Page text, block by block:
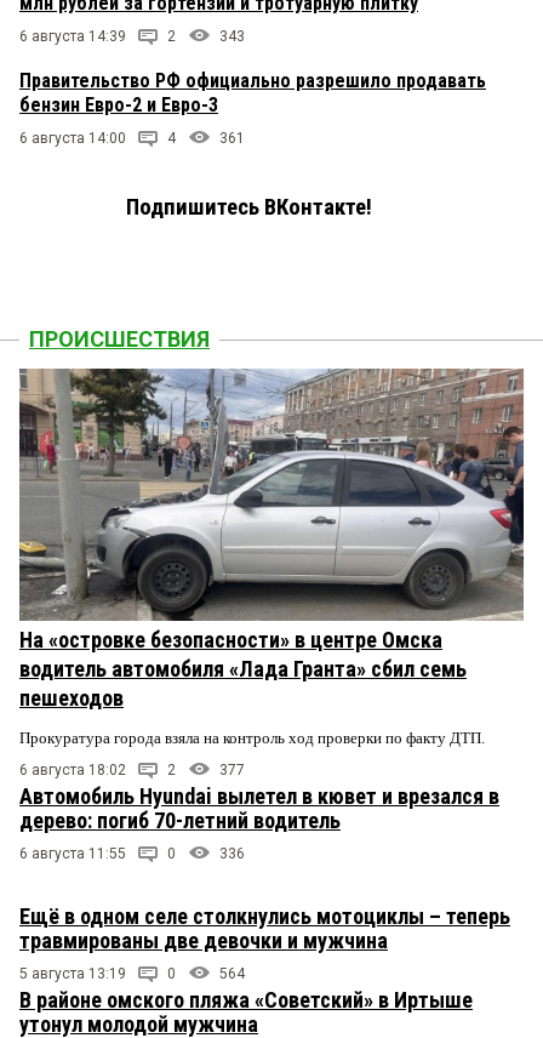
6 августа 14:39 2 343
Правительство РФ официально разрешило продавать
бензин Евро-2 и Евро-3
6 августа 14:00 4 361
Подпишитесь ВКонтакте!
ПРОИСШЕСТВИЯ
На «островке безопасности» в центре Омска
водитель автомобиля «Лада Гранта» сбил семь
пешеходов
Прокуратура города взяла на контроль ход проверки по факту ДТП.
6 августа 18:02 2 377
Автомобиль Hyundai вылетел в кювет и врезался в
дерево: погиб 70-летний водитель
6 августа 11:55 0 336
Ещё в одном селе столкнулись мотоциклы – теперь
травмированы две девочки и мужчина
5 августа 13:19 0 564
В районе омского пляжа «Советский» в Иртыше
утонул молодой мужчина